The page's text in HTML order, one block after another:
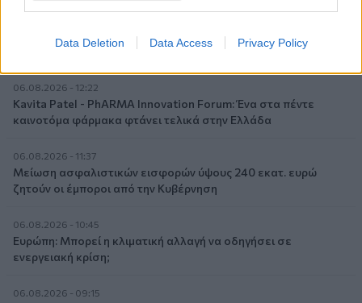
Data Deletion Data Access Privacy Policy
Όταν η επόμενη μέρα είναι στάχτη, τι θα πει ο Ασφαλιστικός
Διαμεσολαβητής στον πελάτη κλάδου υγείας;
06.08.2026 - 12:22
Kavita Patel - PhARMA Innovation Forum: Ένα στα πέντε
καινοτόμα φάρμακα φτάνει τελικά στην Ελλάδα
06.08.2026 - 11:37
Μείωση ασφαλιστικών εισφορών ύψους 240 εκατ. ευρώ
ζητούν οι έμποροι από την Κυβέρνηση
06.08.2026 - 10:45
Ευρώπη: Μπορεί η κλιματική αλλαγή να οδηγήσει σε
ενεργειακή κρίση;
06.08.2026 - 09:15